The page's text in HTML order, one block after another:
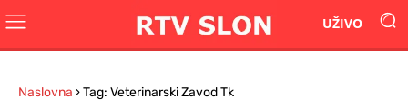
UŽIVO
Naslovna ›Tag: Veterinarski Zavod Tk